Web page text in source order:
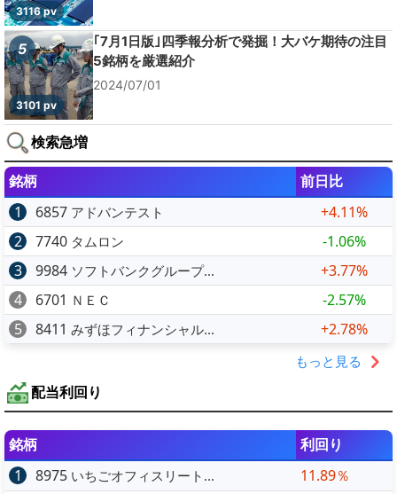
3116 pv
5
3101 pv
｢7月1日版｣四季報分析で発掘！大バケ期待の注目
5銘柄を厳選紹介
2024/07/01
検索急増
銘柄
前日比
1
6857 アドバンテスト
+4.11%
2
7740 タムロン
-1.06%
3
9984 ソフトバンクグループ...
+3.77%
4
6701 ＮＥＣ
-2.57%
5
8411 みずほフィナンシャル... +2.78%
もっと見る
配当利回り
銘柄
利回り
1
8975 いちごオフィスリート...
11.89％